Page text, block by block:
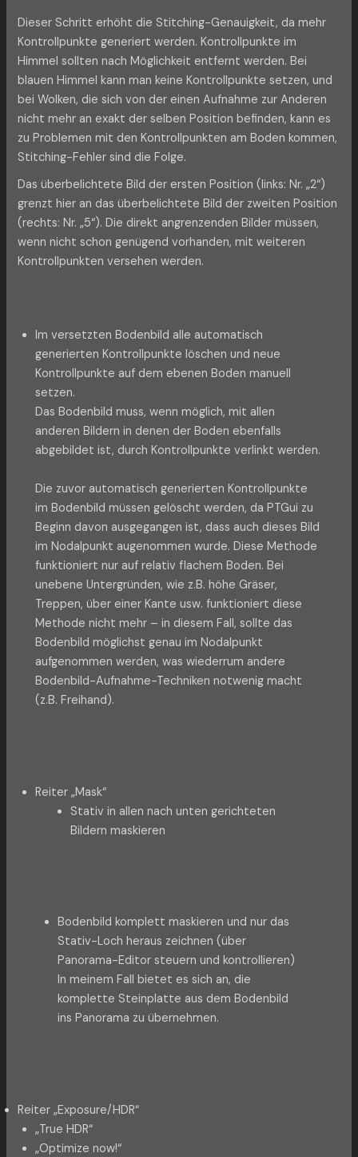
Dieser Schritt erhöht die Stitching-Genauigkeit, da mehr
Kontrollpunkte generiert werden. Kontrollpunkte im
Himmel sollten nach Möglichkeit entfernt werden. Bei
blauen Himmel kann man keine Kontrollpunkte setzen, und
bei Wolken, die sich von der einen Aufnahme zur Anderen
nicht mehr an exakt der selben Position befinden, kann es
zu Problemen mit den Kontrollpunkten am Boden kommen,
Stitching-Fehler sind die Folge.
Das überbelichtete Bild der ersten Position (links: Nr. „2“)
grenzt hier an das überbelichtete Bild der zweiten Position
(rechts: Nr. „5“). Die direkt angrenzenden Bilder müssen,
wenn nicht schon genügend vorhanden, mit weiteren
Kontrollpunkten versehen werden.
Im versetzten Bodenbild alle automatisch
generierten Kontrollpunkte löschen und neue
Kontrollpunkte auf dem ebenen Boden manuell
setzen.
Das Bodenbild muss, wenn möglich, mit allen
anderen Bildern in denen der Boden ebenfalls
abgebildet ist, durch Kontrollpunkte verlinkt werden.
Die zuvor automatisch generierten Kontrollpunkte
im Bodenbild müssen gelöscht werden, da PTGui zu
Beginn davon ausgegangen ist, dass auch dieses Bild
im Nodalpunkt augenommen wurde. Diese Methode
funktioniert nur auf relativ flachem Boden. Bei
unebene Untergründen, wie z.B. höhe Gräser,
Treppen, über einer Kante usw. funktioniert diese
Methode nicht mehr – in diesem Fall, sollte das
Bodenbild möglichst genau im Nodalpunkt
aufgenommen werden, was wiederrum andere
Bodenbild-Aufnahme-Techniken notwenig macht
(z.B. Freihand).
Reiter „Mask“
Stativ in allen nach unten gerichteten
Bildern maskieren
Bodenbild komplett maskieren und nur das
Stativ-Loch heraus zeichnen (über
Panorama-Editor steuern und kontrollieren)
In meinem Fall bietet es sich an, die
komplette Steinplatte aus dem Bodenbild
ins Panorama zu übernehmen.
Reiter „Exposure/HDR“
„True HDR“
„Optimize now!“